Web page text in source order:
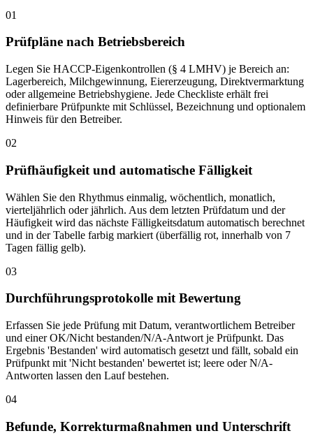
01
Prüfpläne nach Betriebsbereich
Legen Sie HACCP-Eigenkontrollen (§ 4 LMHV) je Bereich an:
Lagerbereich, Milchgewinnung, Eiererzeugung, Direktvermarktung
oder allgemeine Betriebshygiene. Jede Checkliste erhält frei
definierbare Prüfpunkte mit Schlüssel, Bezeichnung und optionalem
Hinweis für den Betreiber.
02
Prüfhäufigkeit und automatische Fälligkeit
Wählen Sie den Rhythmus einmalig, wöchentlich, monatlich,
vierteljährlich oder jährlich. Aus dem letzten Prüfdatum und der
Häufigkeit wird das nächste Fälligkeitsdatum automatisch berechnet
und in der Tabelle farbig markiert (überfällig rot, innerhalb von 7
Tagen fällig gelb).
03
Durchführungsprotokolle mit Bewertung
Erfassen Sie jede Prüfung mit Datum, verantwortlichem Betreiber
und einer OK/Nicht bestanden/N/A-Antwort je Prüfpunkt. Das
Ergebnis 'Bestanden' wird automatisch gesetzt und fällt, sobald ein
Prüfpunkt mit 'Nicht bestanden' bewertet ist; leere oder N/A-
Antworten lassen den Lauf bestehen.
04
Befunde, Korrekturmaßnahmen und Unterschrift